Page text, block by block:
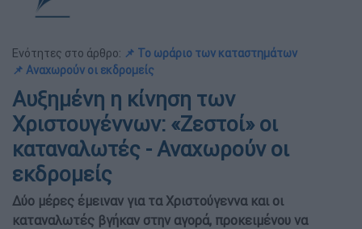
Ενότητες στο άρθρο: 📌 Το ωράριο των καταστημάτων
📌 Αναχωρούν οι εκδρομείς
Αυξημένη η κίνηση των
Χριστουγέννων: «Ζεστοί» οι
καταναλωτές - Αναχωρούν οι
εκδρομείς
Δύο μέρες έμειναν για τα Χριστούγεννα και οι
καταναλωτές βγήκαν στην αγορά, προκειμένου να